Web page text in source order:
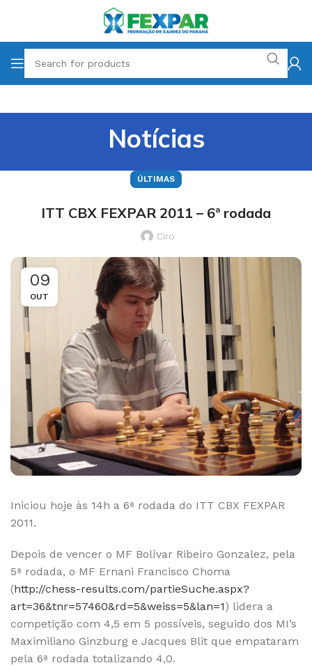
Notícias
ÚLTIMAS
ITT CBX FEXPAR 2011 – 6ª rodada
Ciro
09
OUT
Iniciou hoje às 14h a 6ª rodada do ITT CBX FEXPAR
2011.
Depois de vencer o MF Bolívar Ribeiro Gonzalez, pela
5ª rodada, o MF Ernani Francisco Choma
(http://chess-results.com/partieSuche.aspx?
art=36&tnr=57460&rd=5&weiss=5&lan=1) lidera a
competição com 4,5 em 5 possíveis, seguido dos MI’s
Maximiliano Ginzburg e Jacques Blit que empataram
pela 6ª rodada totalizando 4,0.